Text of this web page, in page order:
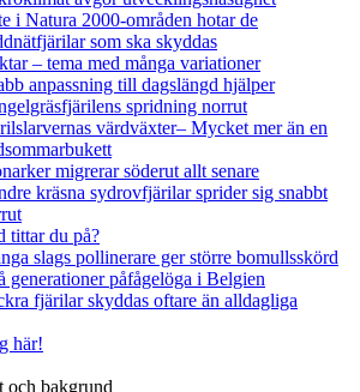
i Natura 2000-områden hotar de
som ska skyddas
– tema med många variationer
anpassning till dagslängd hjälper
spridning norrut
värdväxter– Mycket mer än en
migrerar söderut allt senare
kräsna sydrovfjärilar sprider sig snabbt
tittar du på?
slags pollinerare ger större bomullsskörd
generationer påfågelöga i Belgien
fjärilar skyddas oftare än alldagliga
här!
och bakgrund